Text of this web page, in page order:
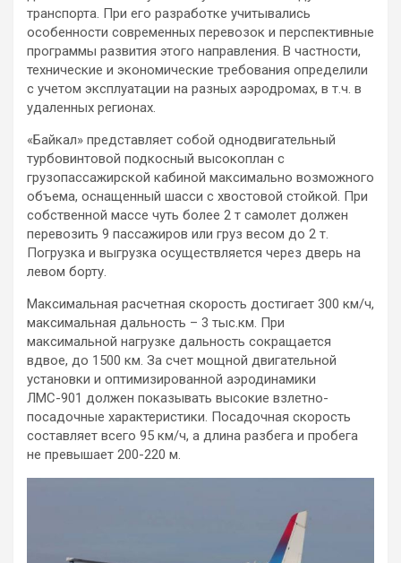
транспорта. При его разработке учитывались
особенности современных перевозок и перспективные
программы развития этого направления. В частности,
технические и экономические требования определили
с учетом эксплуатации на разных аэродромах, в т.ч. в
удаленных регионах.
«Байкал» представляет собой однодвигательный
турбовинтовой подкосный высокоплан с
грузопассажирской кабиной максимально возможного
объема, оснащенный шасси с хвостовой стойкой. При
собственной массе чуть более 2 т самолет должен
перевозить 9 пассажиров или груз весом до 2 т.
Погрузка и выгрузка осуществляется через дверь на
левом борту.
Максимальная расчетная скорость достигает 300 км/ч,
максимальная дальность – 3 тыс.км. При
максимальной нагрузке дальность сокращается
вдвое, до 1500 км. За счет мощной двигательной
установки и оптимизированной аэродинамики
ЛМС-901 должен показывать высокие взлетно-
посадочные характеристики. Посадочная скорость
составляет всего 95 км/ч, а длина разбега и пробега
не превышает 200-220 м.